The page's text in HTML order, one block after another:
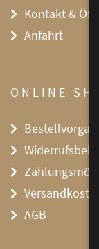
Kontakt &
Anfahrt
ONLINE
Versandkosten
AGB